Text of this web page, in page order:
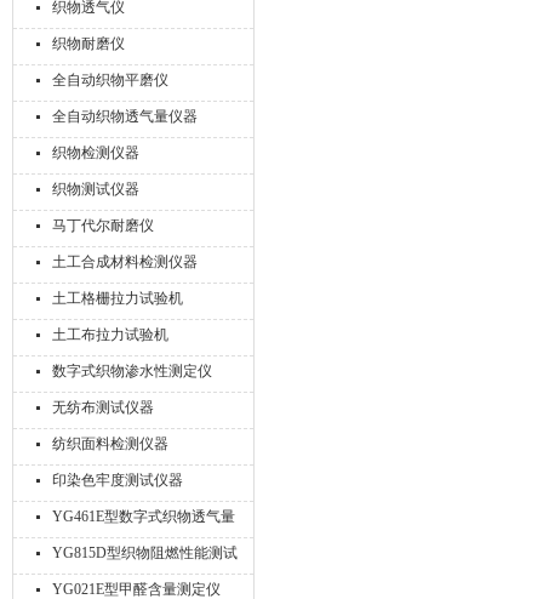
织物透气仪
织物耐磨仪
全自动织物平磨仪
全自动织物透气量仪器
织物检测仪器
织物测试仪器
马丁代尔耐磨仪
土工合成材料检测仪器
土工格栅拉力试验机
土工布拉力试验机
数字式织物渗水性测定仪
无纺布测试仪器
纺织面料检测仪器
印染色牢度测试仪器
YG461E型数字式织物透气量
仪
YG815D型织物阻燃性能测试
仪
YG021E型甲醛含量测定仪